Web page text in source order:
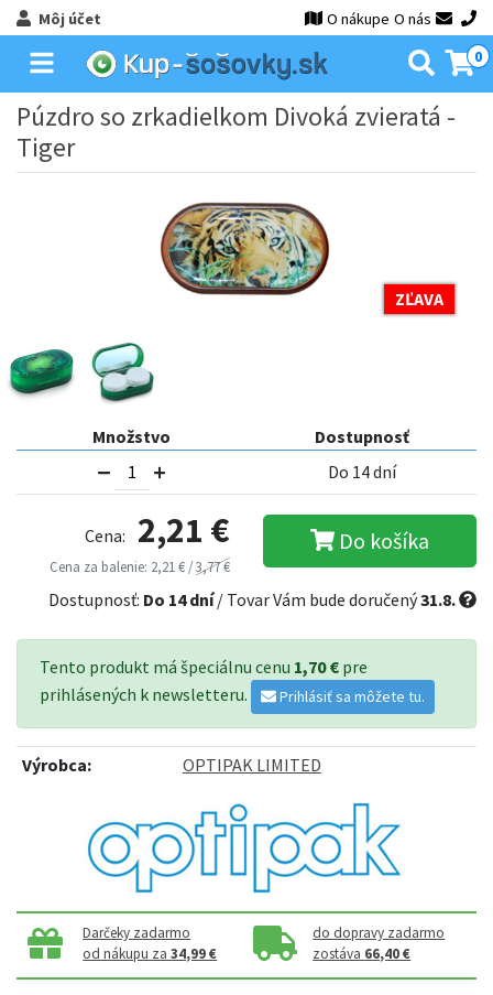
Môj účet O nákupe O nás
0
Púzdro so zrkadielkom Divoká zvieratá -
Tiger
ZĽAVA
Množstvo
Dostupnosť
Do 14 dní
Cena: 2,21 €
Cena za balenie: 2,21 € /3,77 €
Do košíka
Dostupnosť: Do 14 dní/ Tovar Vám bude doručený31.8.
Tento produkt má špeciálnu cenu 1,70 € pre
prihlásených k newsletteru.
Prihlásiť sa môžete tu.
Výrobca: OPTIPAK LIMITED
Darčeky zadarmo
od nákupu za34,99 €
do dopravy zadarmo
zostáva 66,40 €